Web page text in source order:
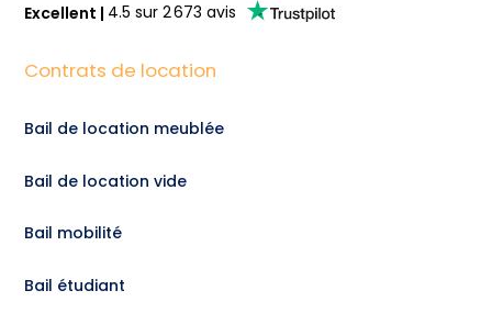
Excellent | 4.5 sur2 673 avis
Contrats de location
Bail de location meublée
Bail de location vide
Bail mobilité
Bail étudiant